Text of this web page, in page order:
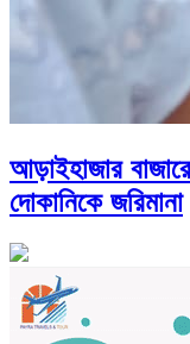
আড়াইহাজার
দোকানিকে জরিমানা